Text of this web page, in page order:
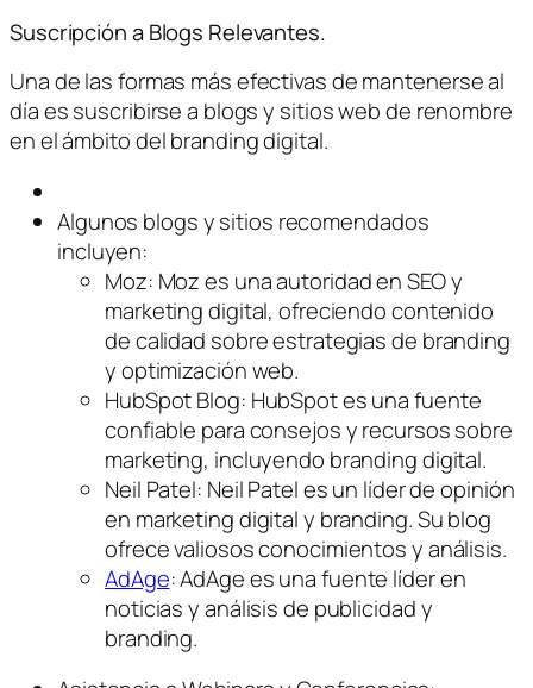
Suscripción a Blogs Relevantes.
Una de las formas más efectivas de mantenerse al
día es suscribirse a blogs y sitios web de renombre
en el ámbito del branding digital.
Algunos blogs y sitios recomendados
incluyen:
Moz: Moz es una autoridad en SEO y
marketing digital, ofreciendo contenido
de calidad sobre estrategias de branding
y optimización web.
HubSpot Blog: HubSpot es una fuente
confiable para consejos y recursos sobre
marketing, incluyendo branding digital.
Neil Patel: Neil Patel es un líder de opinión
en marketing digital y branding. Su blog
ofrece valiosos conocimientos y análisis.
AdAge: AdAge es una fuente líder en
noticias y análisis de publicidad y
branding.